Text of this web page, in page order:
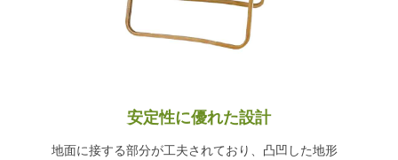
安定性に優れた設計
地面に接する部分が工夫されており、凸凹した地形